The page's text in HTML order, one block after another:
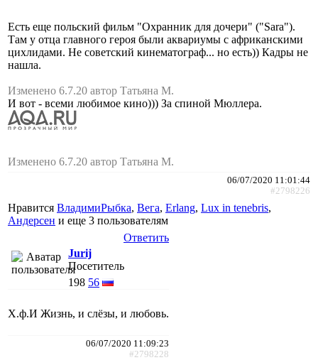
Есть еще польский фильм "Охранник для дочери" ("Sara").
Там у отца главного героя были аквариумы с африканскими
цихлидами. Не советский кинематограф... но есть)) Кадры не
нашла.
Изменено 6.7.20 автор Татьяна М.
И вот - всеми любимое кино))) За спиной Мюллера.
Изменено 6.7.20 автор Татьяна М.
06/07/2020 11:01:44
#2798226
Нравится ВладимиРыбка, Вега, Erlang, Lux in tenebris,
Андерсен и еще 3 пользователям
Ответить
Jurij
Посетитель
198 56
Х.ф.И Жизнь, и слёзы, и любовь.
06/07/2020 11:09:23
#2798228